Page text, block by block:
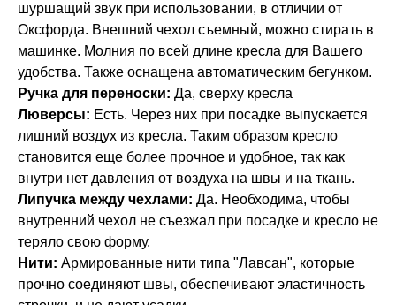
шуршащий звук при использовании, в отличии от
Оксфорда. Внешний чехол съемный, можно стирать в
машинке. Молния по всей длине кресла для Вашего
удобства. Также оснащена автоматическим бегунком.
Ручка для переноски: Да, сверху кресла
Люверсы: Есть. Через них при посадке выпускается
лишний воздух из кресла. Таким образом кресло
становится еще более прочное и удобное, так как
внутри нет давления от воздуха на швы и на ткань.
Липучка между чехлами: Да. Необходима, чтобы
внутренний чехол не съезжал при посадке и кресло не
теряло свою форму.
Нити: Армированные нити типа "Лавсан", которые
прочно соединяют швы, обеспечивают эластичность